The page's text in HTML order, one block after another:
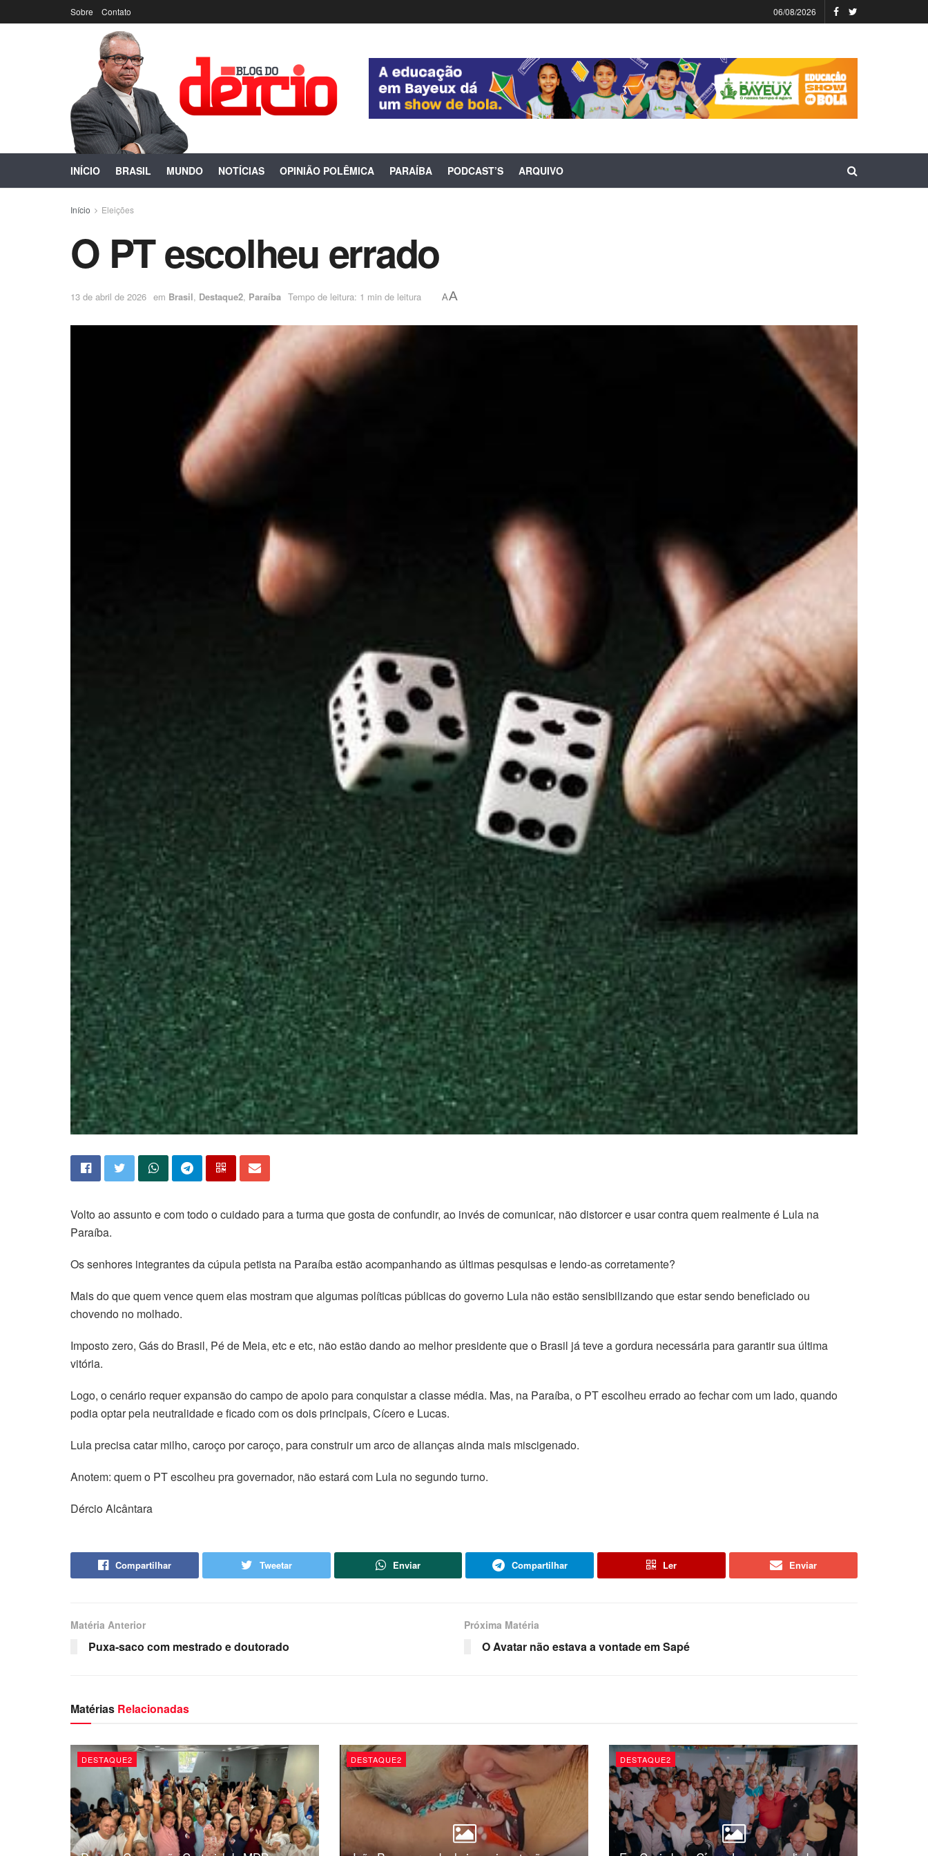
Sobre Contato 06/08/2026
INÍCIO BRASIL MUNDO NOTÍCIAS OPINIÃO POLÊMICA PARAÍBA PODCAST’S ARQUIVO
Início Eleições
O PT escolheu errado
13 de abril de 2026 em Brasil, Destaque2, Paraíba Tempo de leitura: 1 min de leitura AA
Volto ao assunto e com todo o cuidado para a turma que gosta de confundir, ao invés de comunicar, não distorcer e usar contra quem realmente é Lula na
Paraíba.
Os senhores integrantes da cúpula petista na Paraíba estão acompanhando as últimas pesquisas e lendo-as corretamente?
Mais do que quem vence quem elas mostram que algumas políticas públicas do governo Lula não estão sensibilizando que estar sendo beneficiado ou
chovendo no molhado.
Imposto zero, Gás do Brasil, Pé de Meia, etc e etc, não estão dando ao melhor presidente que o Brasil já teve a gordura necessária para garantir sua última
vitória.
Logo, o cenário requer expansão do campo de apoio para conquistar a classe média. Mas, na Paraíba, o PT escolheu errado ao fechar com um lado, quando
podia optar pela neutralidade e ficado com os dois principais, Cícero e Lucas.
Lula precisa catar milho, caroço por caroço, para construir um arco de alianças ainda mais miscigenado.
Anotem: quem o PT escolheu pra governador, não estará com Lula no segundo turno.
Dércio Alcântara
Compartilhar Tweetar Enviar Compartilhar Ler Enviar
Matéria Anterior
Puxa-saco com mestrado e doutorado
Próxima Matéria
O Avatar não estava a vontade em Sapé
Matérias Relacionadas
DESTAQUE2 DESTAQUE2 DESTAQUE2